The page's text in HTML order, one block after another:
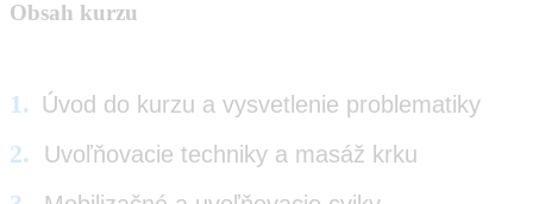
Obsah kurzu
1. Úvod do kurzu a vysvetlenie problematiky
2. Uvoľňovacie techniky a masáž krku